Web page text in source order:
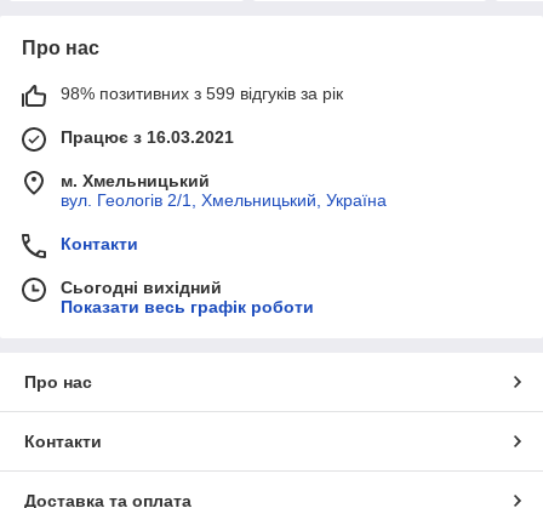
Про нас
98% позитивних з 599 відгуків за рік
Працює з 16.03.2021
м. Хмельницький
вул. Геологів 2/1, Хмельницький, Україна
Контакти
Сьогодні вихідний
Показати весь графік роботи
Про нас
Контакти
Доставка та оплата